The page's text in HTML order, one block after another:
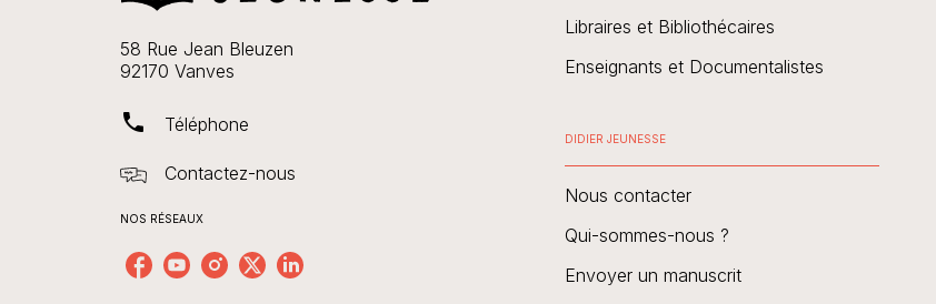
58 Rue Jean Bleuzen
92170 Vanves
phone Téléphone
Contactez-nous
NOS RÉSEAUX
Libraires et Bibliothécaires
Enseignants et Documentalistes
DIDIER JEUNESSE
Nous contacter
Qui-sommes-nous ?
Envoyer un manuscrit